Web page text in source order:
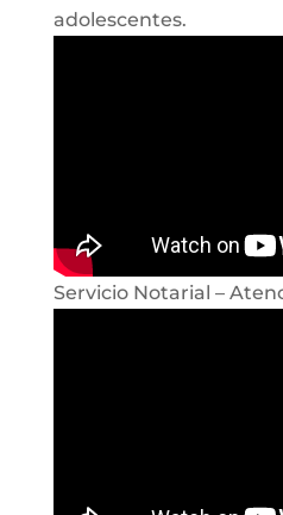
adolescentes.
Servicio Notarial –